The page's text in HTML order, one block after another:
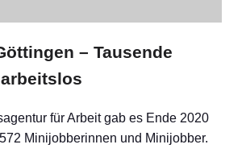
– Tausende
für Arbeit gab es Ende 2020
Minijobberinnen und Minijobber.